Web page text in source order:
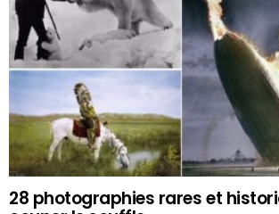
28 photographies rares et